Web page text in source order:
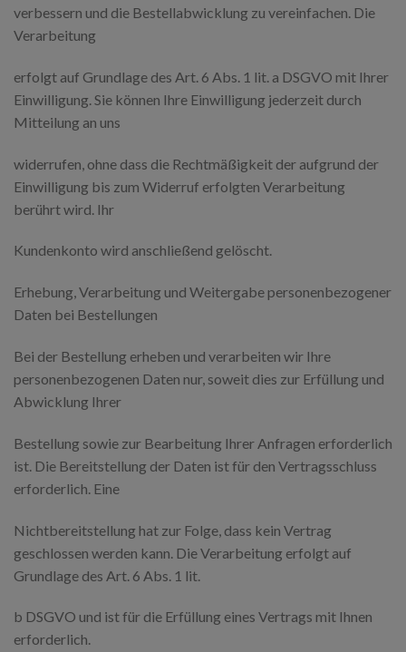
verbessern und die Bestellabwicklung zu vereinfachen. Die
Verarbeitung
erfolgt auf Grundlage des Art. 6 Abs. 1 lit. a DSGVO mit Ihrer
Einwilligung. Sie können Ihre Einwilligung jederzeit durch
Mitteilung an uns
widerrufen, ohne dass die Rechtmäßigkeit der aufgrund der
Einwilligung bis zum Widerruf erfolgten Verarbeitung
berührt wird. Ihr
Kundenkonto wird anschließend gelöscht.
Erhebung, Verarbeitung und Weitergabe personenbezogener
Daten bei Bestellungen
Bei der Bestellung erheben und verarbeiten wir Ihre
personenbezogenen Daten nur, soweit dies zur Erfüllung und
Abwicklung Ihrer
Bestellung sowie zur Bearbeitung Ihrer Anfragen erforderlich
ist. Die Bereitstellung der Daten ist für den Vertragsschluss
erforderlich. Eine
Nichtbereitstellung hat zur Folge, dass kein Vertrag
geschlossen werden kann. Die Verarbeitung erfolgt auf
Grundlage des Art. 6 Abs. 1 lit.
b DSGVO und ist für die Erfüllung eines Vertrags mit Ihnen
erforderlich.